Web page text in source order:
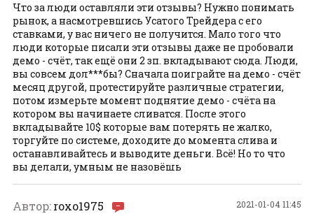
Что за люди оставляли эти отзывы? Нужно понимать
рынок, а насмотревшись Усатого Трейдера с его
ставками, у вас ничего не получится. Мало того что
люди которые писали эти отзывы даже не пробовали
демо - счёт, так ещё они 2 зп. вкладывают сюда. Люди,
вы совсем дол***бы? Сначала поиграйте на демо - счёт
месяц другой, протестируйте различные стратегии,
потом измерьте момент поднятие демо - счёта на
котором вы начинаете сливатся. После этого
вкладывайте 10$ которые вам потерять не жалко,
торгуйте по системе, доходите до момента слива и
останавливайтесь и выводите деньги. Всё! Но то что
вы делали, умным не назовёшь
2021-01-04 11:45
Автор:roxo1975